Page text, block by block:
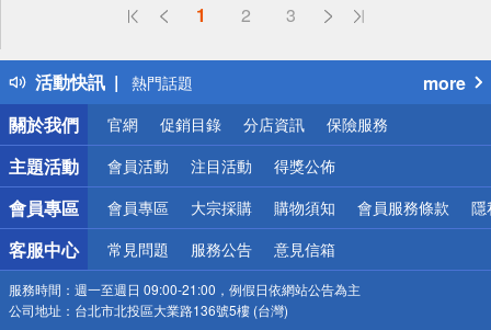
1 2 3
活動快訊
偏遠地區配送
得獎公告
熱門話題
銀行優惠
偏遠地區配送
詐騙網頁！請小心！
more
關於我們
官網 促銷目錄 分店資訊 保險服務
主題活動 會員活動 注目活動 得獎公佈
會員專區 會員專區 大宗採購 購物須知 會員服務條款 隱
客服中心 常見問題 服務公告 意見信箱
服務時間： 週一至週日 09:00-21:00，例假日依網站公告為主
公司地址： 台北市北投區大業路136號5樓 (台灣)